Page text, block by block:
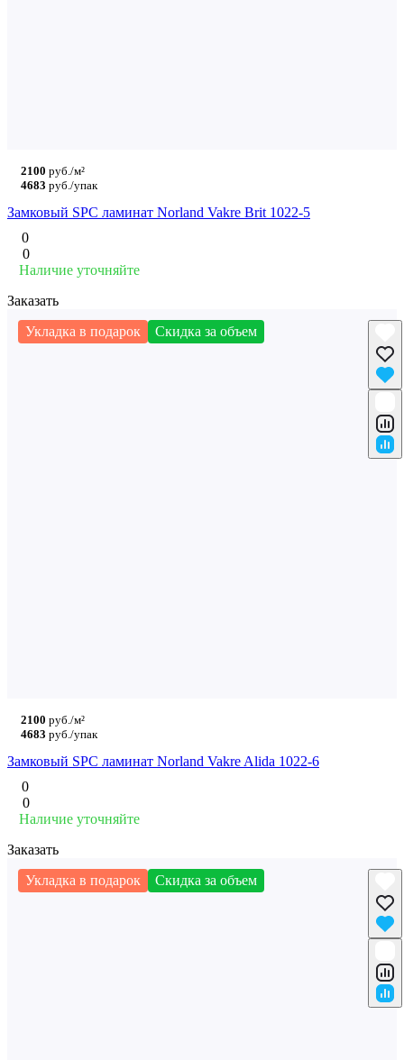
2100 руб./м²
4683 руб./упак
Замковый SPC ламинат Norland Vakre Brit 1022-5
0
0
Наличие уточняйте
Заказать
Укладка в подарок
Скидка за объем
2100 руб./м²
4683 руб./упак
Замковый SPC ламинат Norland Vakre Alida 1022-6
0
0
Наличие уточняйте
Заказать
Укладка в подарок
Скидка за объем